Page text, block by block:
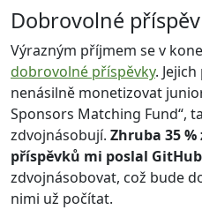
Dobrovolné
Výrazným příjmem se v
dobrovolné příspěvky.
nenásilně monetizovat
Sponsors Matching Fund“,
zdvojnásobují. Zhruba 35
příspěvků mi poslal GitHub
zdvojnásobovat, což bude
nimi už počítat.